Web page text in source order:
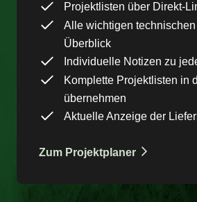
Projektlisten über Direkt-
Alle wichtigen
Überblick
Individuelle Notizen zu
Komplette Projektlisten in
übernehmen
Aktuelle Anzeige der
Zum Projektplaner